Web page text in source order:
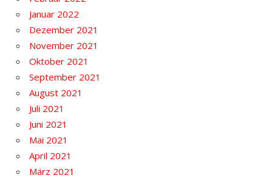
Januar 2022
Dezember 2021
November 2021
Oktober 2021
September 2021
August 2021
Juli 2021
Juni 2021
Mai 2021
April 2021
März 2021